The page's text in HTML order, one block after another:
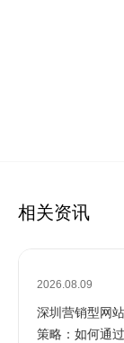
相关资讯
2026.08.09
深圳营销型网
策略：如何通